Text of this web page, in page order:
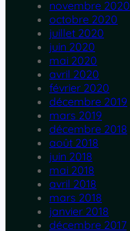
novembre 2020
octobre 2020
juillet 2020
juin 2020
mai 2020
avril 2020
février 2020
décembre 2019
mars 2019
décembre 2018
août 2018
juin 2018
mai 2018
avril 2018
mars 2018
janvier 2018
décembre 2017